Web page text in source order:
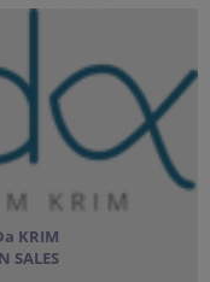
KRIM
SALES